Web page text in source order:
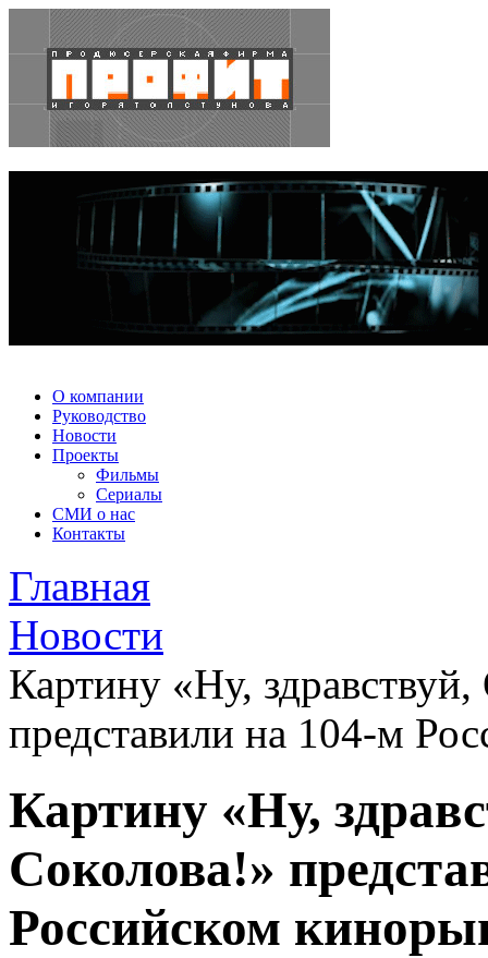
О компании
Руководство
Новости
Проекты
Фильмы
Сериалы
СМИ о нас
Контакты
Главная
Новости
Картину «Ну,
представили на 104-м
Картину «Ну,
Соколова!»
Российском